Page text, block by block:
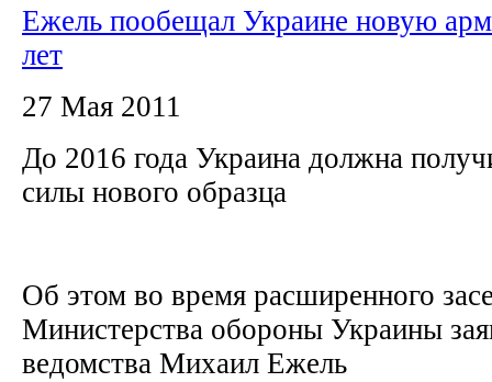
Ежель пообещал Украине новую
лет
27 Мая 2011
До 2016 года Украина должна
силы нового образца
Об этом во время расширенного
Министерства обороны Украины
ведомства Михаил Ежель